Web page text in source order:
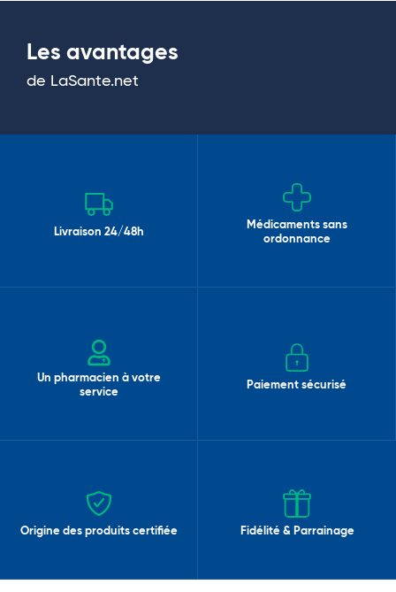
Les avantages
de LaSante.net
Livraison 24/48h
Médicaments sans
ordonnance
Un pharmacien à votre
service
Paiement sécurisé
Origine des produits certifiée Fidélité & Parrainage